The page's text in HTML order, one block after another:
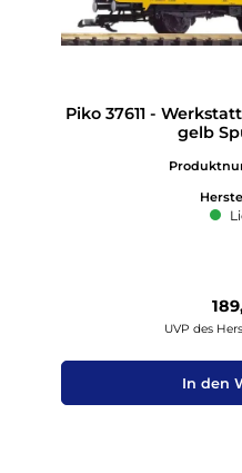
Piko 37611 -
gelb
UVP des
In den